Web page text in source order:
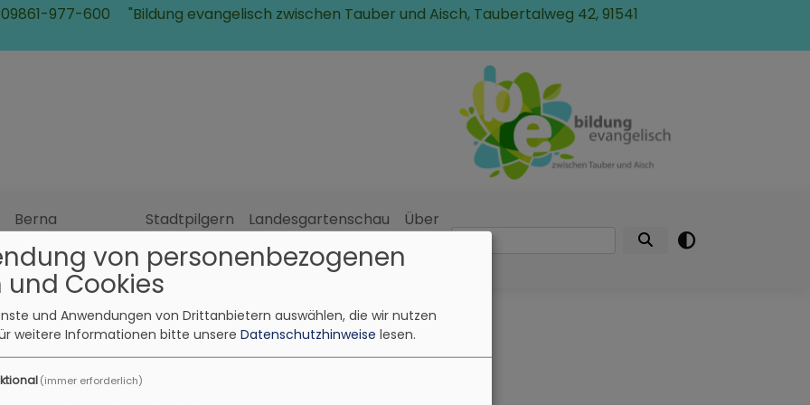
977-600
"Bildung evangelisch zwischen Tauber und Aisch, Taubertalweg 42, 91541
Berna
Stadtpilgern
Landesgartenschau
Über
Suche
von personenbezogenen
und Cookies
und Anwendungen von Drittanbietern auswählen, die wir nutzen
weitere Informationen bitte unsere Datenschutzhinweise lesen.
(immer erforderlich)